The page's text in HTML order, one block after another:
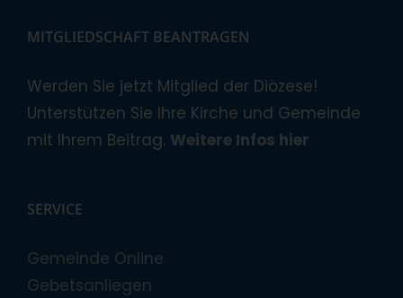
MITGLIEDSCHAFT BEANTRAGEN
Werden Sie jetzt Mitglied der Diözese!
Unterstützen Sie Ihre Kirche und Gemeinde
mit Ihrem Beitrag. Weitere Infos hier
SERVICE
Gemeinde Online
Gebetsanliegen